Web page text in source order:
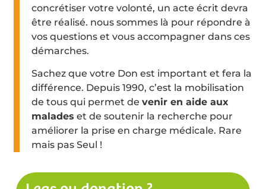
concrétiser votre volonté, un acte écrit devra
être réalisé. nous sommes là pour répondre à
vos questions et vous accompagner dans ces
démarches.
Sachez que votre Don est important et fera la
différence. Depuis 1990, c’est la mobilisation
de tous qui permet devenir en aide aux
malades et de soutenir la recherche pour
améliorer la prise en charge médicale. Rare
mais pas Seul !